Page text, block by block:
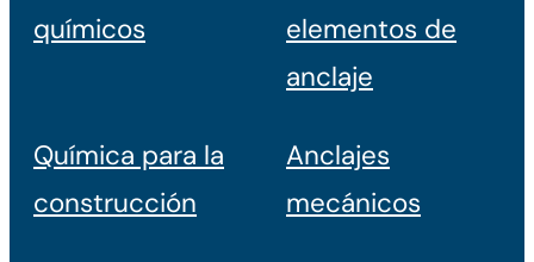
químicos
elementos de
anclaje
Química para la
construcción
Anclajes
mecánicos